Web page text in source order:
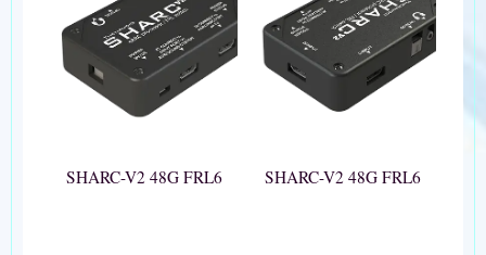
SHARC-V2 48G FRL6 SHARC-V2 48G FRL6